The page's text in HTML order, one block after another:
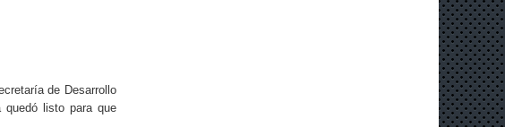
de Desarrollo
listo para que